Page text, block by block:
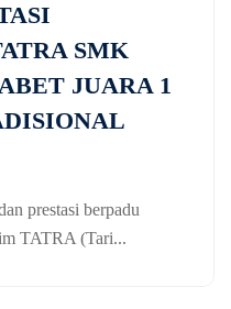
SMK
JUARA 1
prestasi berpadu
TATRA (Tari...